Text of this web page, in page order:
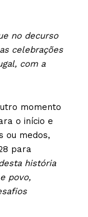
no decurso
celebrações
com a
momento
o início e
ou medos,
para
história
povo,